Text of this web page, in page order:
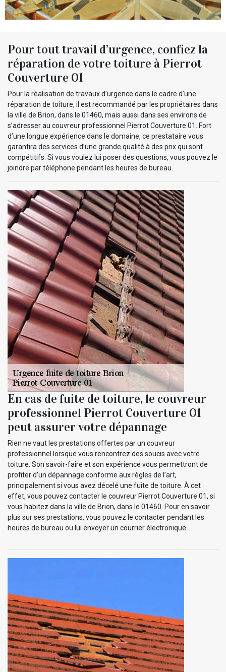
Pour tout travail d’urgence, confiez la
réparation de votre toiture à Pierrot
Couverture 01
Pour la réalisation de travaux d’urgence dans le cadre d’une
réparation de toiture, il est recommandé par les propriétaires dans
la ville de Brion, dans le 01460, mais aussi dans ses environs de
s’adresser au couvreur professionnel Pierrot Couverture 01. Fort
d’une longue expérience dans le domaine, ce prestataire vous
garantira des services d’une grande qualité à des prix qui sont
compétitifs. Si vous voulez lui poser des questions, vous pouvez le
joindre par téléphone pendant les heures de bureau.
En cas de fuite de toiture, le couvreur
professionnel Pierrot Couverture 01
peut assurer votre dépannage
Rien ne vaut les prestations offertes par un couvreur
professionnel lorsque vous rencontrez des soucis avec votre
toiture. Son savoir-faire et son expérience vous permettront de
profiter d’un dépannage conforme aux règles de l’art,
principalement si vous avez décelé une fuite de toiture. À cet
effet, vous pouvez contacter le couvreur Pierrot Couverture 01, si
vous habitez dans la ville de Brion, dans le 01460. Pour en savoir
plus sur ses prestations, vous pouvez le contacter pendant les
heures de bureau ou lui envoyer un courrier électronique.